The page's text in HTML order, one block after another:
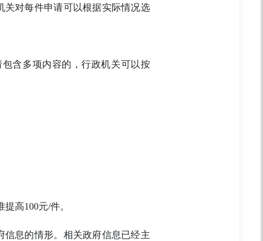
关对每件申请可以根据实际情况选
含多项内容的，行政机关可以按
高100元/件。
息的情形。相关政府信息已经主